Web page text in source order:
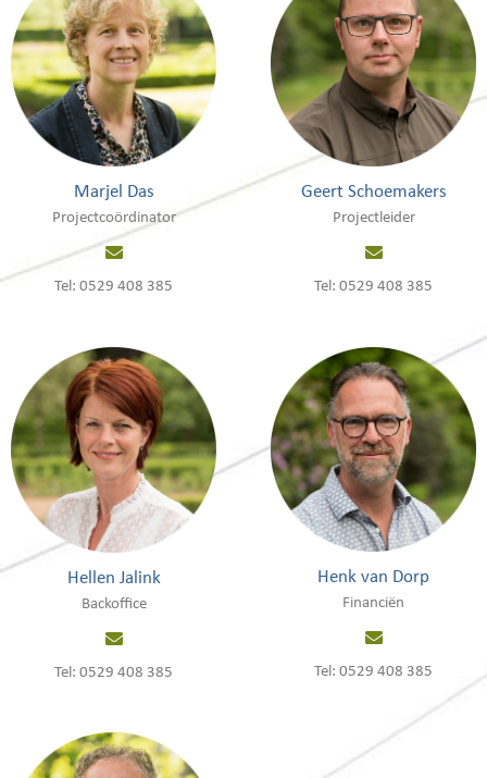
Marjel Das
Projectcoördinator
Tel: 0529 408 385
Geert Schoemakers
Projectleider
Tel: 0529 408 385
Hellen Jalink
Backoffice
Tel: 0529 408 385
Henk van Dorp
Financiën
Tel: 0529 408 385